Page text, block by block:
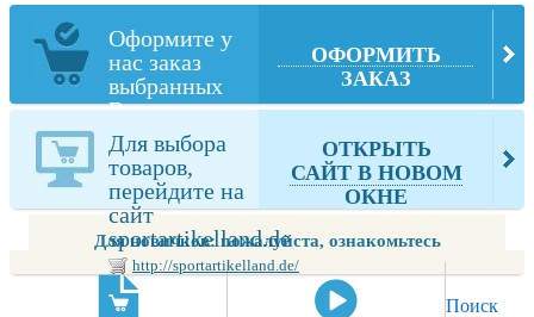
Оформите у
нас заказ
выбранных
Вами товаров
из
sportartikelland.de
ОФОРМИТЬ
ЗАКАЗ
Для выбора
товаров,
перейдите на
сайт
sportartikelland.de
http://sportartikelland.de/
ОТКРЫТЬ
САЙТ В НОВОМ
ОКНЕ
Для новичков: пожалуйста, ознакомьтесь
Поиск